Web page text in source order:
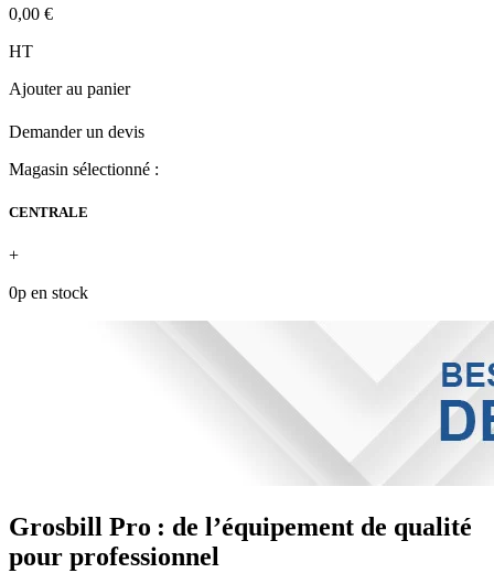
0,00 €
HT
Ajouter au panier
Demander un devis
Magasin sélectionné :
CENTRALE
+
0p en stock
Grosbill Pro : de l’équipement de qualité
pour professionnel